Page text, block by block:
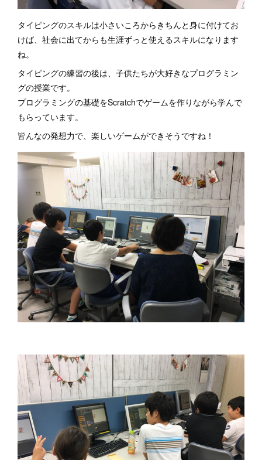
タイピングのスキルは小さいころからきちんと身に付けてお
けば、社会に出てからも生涯ずっと使えるスキルになります
ね。
タイピングの練習の後は、子供たちが大好きなプログラミン
グの授業です。
プログラミングの基礎をScratchでゲームを作りながら学んで
もらっています。
皆んなの発想力で、楽しいゲームができそうですね！